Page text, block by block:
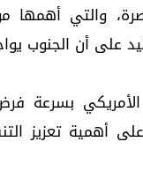
والتي أهمها
على أن الجنوب
الأمريكي بسرعة
على أهمية تعزيز